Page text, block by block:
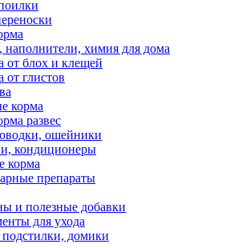
наполнители, химия для дома
от блох и клещей
от глистов
корма
развес
ошейники
кондиционеры
корма
препараты
и полезные добавки
для ухода
домики